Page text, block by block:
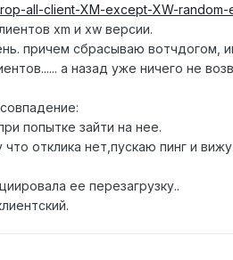
all-client-XM-except-XW-
xm и xw версии.
причем сбрасываю вотчдогом,
а назад уже ничего не
попытке зайти на нее.
отклика нет,пускаю пинг и
ее перезагрузку..